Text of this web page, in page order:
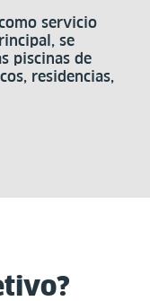
servicio
se
piscinas de
residencias,